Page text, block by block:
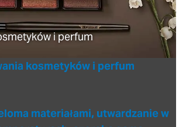
i perfum
kosmetyków i perfum
materiałami, utwardzanie w